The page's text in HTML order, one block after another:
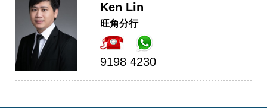
Ken Lin
旺角分行
9198 4230